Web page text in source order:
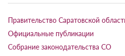
Правительство Саратовской
Официальные публикации
Собрание законодательства СО